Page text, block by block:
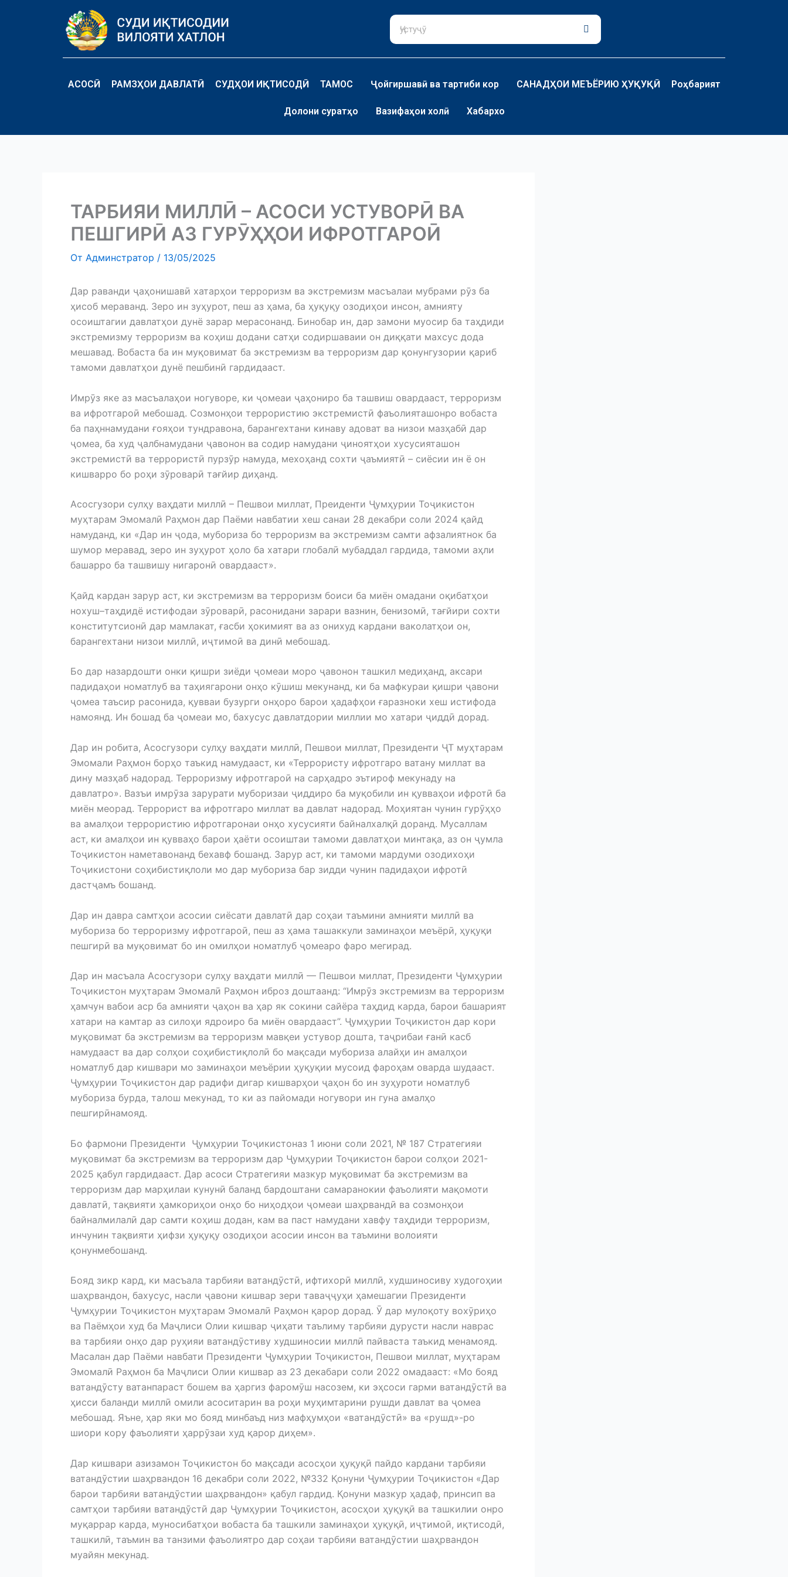
Поиск
АСОСӢ РАМЗҲОИ ДАВЛАТӢ СУДҲОИ ИҚТИСОДӢ ТАМОС Ҷойгиршавӣ ва тартиби кор САНАДҲОИ МЕЪЁРИЮ ҲУҚУҚӢ Роҳбарият
Долони суратҳо Вазифаҳои холӣ Хабархо
ТАРБИЯИ МИЛЛӢ – АСОСИ УСТУВОРӢ ВА
ПЕШГИРӢ АЗ ГУРӮҲҲОИ ИФРОТГАРОӢ
От Админстратор / 13/05/2025
Дар раванди ҷаҳонишавӣ хатарҳои терроризм ва экстремизм масъалаи мубрами рӯз ба
ҳисоб мераванд. Зеро ин зуҳурот, пеш аз ҳама, ба ҳуқуқу озодиҳои инсон, амнияту
осоиштагии давлатҳои дунё зарар мерасонанд. Бинобар ин, дар замони муосир ба таҳдиди
экстремизму терроризм ва коҳиш додани сатҳи содиршаваии он диққати махсус дода
мешавад. Вобаста ба ин муқовимат ба экстремизм ва терроризм дар қонунгузории қариб
тамоми давлатҳои дунё пешбинӣ гардидааст.
Имрӯз яке аз масъалаҳои ногуворе, ки ҷомеаи ҷаҳониро ба ташвиш овардааст, терроризм
ва ифротгароӣ мебошад. Созмонҳои террористию экстремистӣ фаъолияташонро вобаста
ба паҳннамудани ғояҳои тундравона, барангехтани кинаву адоват ва низои мазҳабӣ дар
ҷомеа, ба худ ҷалбнамудани ҷавонон ва содир намудани ҷиноятҳои хусусияташон
экстремистӣ ва террористӣ пурзӯр намуда, мехоҳанд сохти ҷаъмиятӣ – сиёсии ин ё он
кишварро бо роҳи зӯроварӣ тағйир диҳанд.
Асосгузори сулҳу ваҳдати миллӣ – Пешвои миллат, Преиденти Ҷумҳурии Тоҷикистон
муҳтарам Эмомалӣ Раҳмон дар Паёми навбатии хеш санаи 28 декабри соли 2024 қайд
намуданд, ки «Дар ин ҷода, мубориза бо терроризм ва экстремизм самти афзалиятнок ба
шумор меравад, зеро ин зуҳурот ҳоло ба хатари глобалӣ мубаддал гардида, тамоми аҳли
башарро ба ташвишу нигаронӣ овардааст».
Қайд кардан зарур аст, ки экстремизм ва терроризм боиси ба миён омадани оқибатҳои
нохуш–таҳдидё истифодаи зӯроварӣ, расонидани зарари вазнин, бенизомӣ, тағйири сохти
конститутсионӣ дар мамлакат, ғасби ҳокимият ва аз онихуд кардани ваколатҳои он,
барангехтани низои миллӣ, иҷтимоӣ ва динӣ мебошад.
Бо дар назардошти онки қишри зиёди ҷомеаи моро ҷавонон ташкил медиҳанд, аксари
падидаҳои номатлуб ва таҳиягарони онҳо кӯшиш мекунанд, ки ба мафкураи қишри ҷавони
ҷомеа таъсир расонида, қувваи бузурги онҳоро барои ҳадафҳои ғаразноки хеш истифода
намоянд. Ин бошад ба ҷомеаи мо, бахусус давлатдории миллии мо хатари ҷиддӣ дорад.
Дар ин робита, Асосгузори сулҳу ваҳдати миллӣ, Пешвои миллат, Президенти ҶТ муҳтарам
Эмомали Раҳмон борҳо таъкид намудааст, ки «Террористу ифротгаро ватану миллат ва
дину мазҳаб надорад. Терроризму ифротгароӣ на сарҳадро эътироф мекунаду на
давлатро». Вазъи имрӯза зарурати муборизаи ҷиддиро ба муқобили ин қувваҳои ифротӣ ба
миён меорад. Террорист ва ифротгаро миллат ва давлат надорад. Моҳиятан чунин гурӯҳҳо
ва амалҳои террористию ифротгаронаи онҳо хусусияти байналхалқӣ доранд. Мусаллам
аст, ки амалҳои ин қувваҳо барои ҳаёти осоиштаи тамоми давлатҳои минтақа, аз он ҷумла
Тоҷикистон наметавонанд бехавф бошанд. Зарур аст, ки тамоми мардуми озодихоҳи
Тоҷикистони соҳибистиқлоли мо дар мубориза бар зидди чунин падидаҳои ифротӣ
дастҷамъ бошанд.
Дар ин давра самтҳои асосии сиёсати давлатӣ дар соҳаи таъмини амнияти миллӣ ва
мубориза бо терроризму ифротгароӣ, пеш аз ҳама ташаккули заминаҳои меъёрӣ, ҳуқуқи
пешгирӣ ва муқовимат бо ин омилҳои номатлуб ҷомеаро фаро мегирад.
Дар ин масъала Асосгузори сулҳу ваҳдати миллӣ — Пешвои миллат, Президенти Ҷумҳурии
Тоҷикистон муҳтарам Эмомалӣ Раҳмон иброз доштаанд: “Имрӯз экстремизм ва терроризм
ҳамчун вабои аср ба амнияти ҷаҳон ва ҳар як сокини сайёра таҳдид карда, барои башарият
хатари на камтар аз силоҳи ядроиро ба миён овардааст”. Ҷумҳурии Тоҷикистон дар кори
муқовимат ба экстремизм ва терроризм мавқеи устувор дошта, таҷрибаи ғанӣ касб
намудааст ва дар солҳои соҳибистиқлолӣ бо мақсади мубориза алайҳи ин амалҳои
номатлуб дар кишвари мо заминаҳои меъёрии ҳуқуқии мусоид фароҳам оварда шудааст.
Ҷумҳурии Тоҷикистон дар радифи дигар кишварҳои ҷаҳон бо ин зуҳуроти номатлуб
мубориза бурда, талош мекунад, то ки аз пайомади ногувори ин гуна амалҳо
пешгирӣнамояд.
Бо фармони Президенти Ҷумҳурии Тоҷикистоназ 1 июни соли 2021, № 187 Стратегияи
муқовимат ба экстремизм ва терроризм дар Ҷумҳурии Тоҷикистон барои солҳои 2021-
2025 қабул гардидааст. Дар асоси Стратегияи мазкур муқовимат ба экстремизм ва
терроризм дар марҳилаи кунунӣ баланд бардоштани самаранокии фаъолияти мақомоти
давлатӣ, тақвияти ҳамкориҳои онҳо бо ниҳодҳои ҷомеаи шаҳрвандӣ ва созмонҳои
байналмилалӣ дар самти коҳиш додан, кам ва паст намудани хавфу таҳдиди терроризм,
инчунин тақвияти ҳифзи ҳуқуқу озодиҳои асосии инсон ва таъмини волоияти
қонунмебошанд.
Бояд зикр кард, ки масъала тарбияи ватандӯстӣ, ифтихорӣ миллӣ, худшиносиву худогоҳии
шаҳрвандон, бахусус, насли ҷавони кишвар зери таваҷҷуҳи ҳамешагии Президенти
Ҷумҳурии Тоҷикистон муҳтарам Эмомалӣ Раҳмон қарор дорад. Ӯ дар мулоқоту вохӯриҳо
ва Паёмҳои худ ба Маҷлиси Олии кишвар ҷиҳати таълиму тарбияи дурусти насли наврас
ва тарбияи онҳо дар руҳияи ватандӯстиву худшиносии миллӣ пайваста таъкид менамояд.
Масалан дар Паёми навбати Президенти Ҷумҳурии Тоҷикистон, Пешвои миллат, муҳтарам
Эмомалӣ Раҳмон ба Маҷлиси Олии кишвар аз 23 декабари соли 2022 омадааст: «Мо бояд
ватандӯсту ватанпараст бошем ва ҳаргиз фаромӯш насозем, ки эҳсоси гарми ватандӯстӣ ва
ҳисси баланди миллӣ омили асоситарин ва роҳи муҳимтарини рушди давлат ва ҷомеа
мебошад. Яъне, ҳар яки мо бояд минбаъд низ мафҳумҳои «ватандӯстӣ» ва «рушд»-ро
шиори кору фаъолияти ҳаррӯзаи худ қарор диҳем».
Дар кишвари азизамон Тоҷикистон бо мақсади асосҳои ҳуқуқӣ пайдо кардани тарбияи
ватандӯстии шаҳрвандон 16 декабри соли 2022, №332 Қонуни Ҷумҳурии Тоҷикистон «Дар
барои тарбияи ватандӯстии шаҳрвандон» қабул гардид. Қонуни мазкур ҳадаф, принсип ва
самтҳои тарбияи ватандӯстӣ дар Ҷумҳурии Тоҷикистон, асосҳои ҳуқуқӣ ва ташкилии онро
муқаррар карда, муносибатҳои вобаста ба ташкили заминаҳои ҳуқуқӣ, иҷтимоӣ, иқтисодӣ,
ташкилӣ, таъмин ва танзими фаъолиятро дар соҳаи тарбияи ватандӯстии шаҳрвандон
муайян мекунад.